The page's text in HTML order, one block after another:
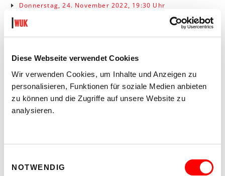
Diese Webseite verwendet Cookies
Wir verwenden Cookies, um Inhalte und Anzeigen zu
personalisieren, Funktionen für soziale Medien anbieten
zu können und die Zugriffe auf unsere Website zu
analysieren.
NOTWENDIG
Donnerstag, 24. November 2022, 19:30 Uhr
Samstag, 26. November 2022, 19:30 Uhr - wir sind
bereits ausverkauft
vergünstiges Kombiticket für die Performance von Verena
Schneider & Charlotte Le May undKnights of the Invisible
am 24. November!
Kombiticket Donnerstag, 24. November 2022
ODER